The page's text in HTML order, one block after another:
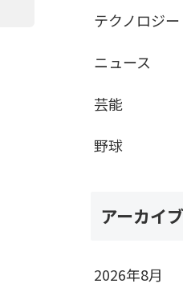
テクノロジー
ニュース
芸能
野球
アーカイブ
2026年8月